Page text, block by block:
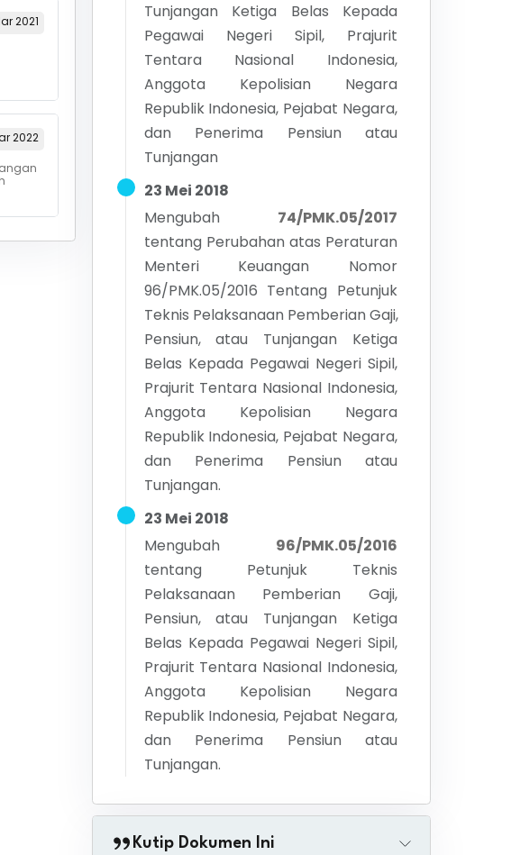
2021
2022
Tunjangan Ketiga Belas Kepada
Pegawai Negeri Sipil, Prajurit
Tentara Nasional Indonesia,
Anggota Kepolisian Negara
Republik Indonesia, Pejabat Negara,
dan Penerima Pensiun atau
Tunjangan
23 Mei 2018
Mengubah
74/PMK.05/2017
tentang Perubahan atas Peraturan
Menteri Keuangan Nomor
96/PMK.05/2016 Tentang Petunjuk
Teknis Pelaksanaan Pemberian Gaji,
Pensiun, atau Tunjangan Ketiga
Belas Kepada Pegawai Negeri Sipil,
Prajurit Tentara Nasional Indonesia,
Anggota Kepolisian Negara
Republik Indonesia, Pejabat Negara,
dan Penerima Pensiun atau
Tunjangan.
23 Mei 2018
Mengubah
96/PMK.05/2016
tentang Petunjuk Teknis
Pelaksanaan Pemberian Gaji,
Pensiun, atau Tunjangan Ketiga
Belas Kepada Pegawai Negeri Sipil,
Prajurit Tentara Nasional Indonesia,
Anggota Kepolisian Negara
Republik Indonesia, Pejabat Negara,
dan Penerima Pensiun atau
Tunjangan.
Kutip Dokumen Ini